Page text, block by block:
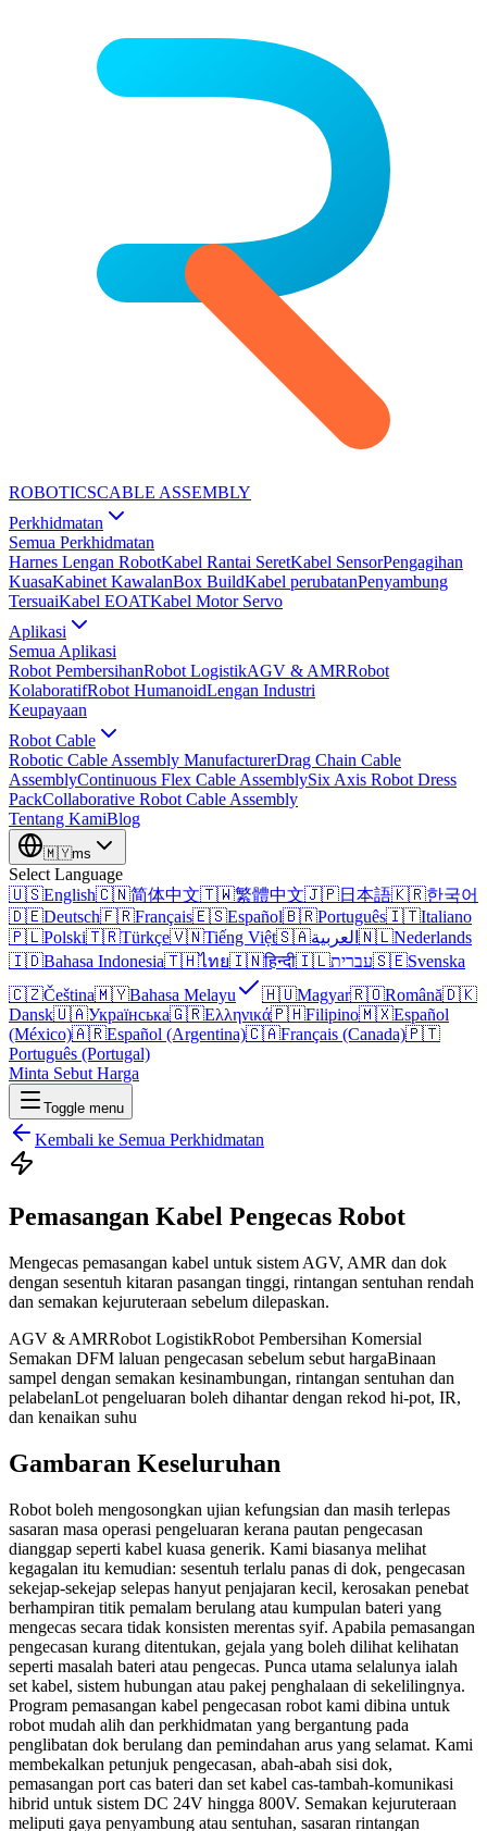
ROBOTICSCABLE ASSEMBLY
Perkhidmatan
Semua Perkhidmatan
Harnes Lengan RobotKabel Rantai SeretKabel SensorPengagihan
KuasaKabinet KawalanBox BuildKabel perubatanPenyambung
TersuaiKabel EOATKabel Motor Servo
Aplikasi
Semua Aplikasi
Robot PembersihanRobot LogistikAGV & AMRRobot
KolaboratifRobot HumanoidLengan Industri
Keupayaan
Robot Cable
Robotic Cable Assembly ManufacturerDrag Chain Cable
AssemblyContinuous Flex Cable AssemblySix Axis Robot Dress
PackCollaborative Robot Cable Assembly
Tentang KamiBlog
🇲🇾ms
Select Language
🇺🇸English🇨🇳简体中文🇹🇼繁體中文🇯🇵日本語🇰🇷한국어
🇩🇪Deutsch🇫🇷Français🇪🇸Español🇧🇷Português🇮🇹Italiano
🇵🇱Polski🇹🇷Türkçe🇻🇳Tiếng Việt🇸🇦العربية 🇳🇱Nederlands
🇮🇩Bahasa Indonesia🇹🇭ไทย🇮🇳हिन्दी🇮🇱עברית🇸🇪Svenska
🇨🇿Čeština🇲🇾Bahasa Melayu 🇭🇺Magyar🇷🇴Română🇩🇰
Dansk🇺🇦Українська🇬🇷Ελληνικά🇵🇭Filipino🇲🇽Español
(México)🇦🇷Español (Argentina)🇨🇦Français (Canada)🇵🇹
Português (Portugal)
Minta Sebut Harga
Toggle menu
Kembali ke Semua Perkhidmatan
Pemasangan Kabel Pengecas Robot
Mengecas pemasangan kabel untuk sistem AGV, AMR dan dok
dengan sesentuh kitaran pasangan tinggi, rintangan sentuhan rendah
dan semakan kejuruteraan sebelum dilepaskan.
AGV & AMRRobot LogistikRobot Pembersihan Komersial
Semakan DFM laluan pengecasan sebelum sebut hargaBinaan
sampel dengan semakan kesinambungan, rintangan sentuhan dan
pelabelanLot pengeluaran boleh dihantar dengan rekod hi-pot, IR,
dan kenaikan suhu
Gambaran Keseluruhan
Robot boleh mengosongkan ujian kefungsian dan masih terlepas
sasaran masa operasi pengeluaran kerana pautan pengecasan
dianggap seperti kabel kuasa generik. Kami biasanya melihat
kegagalan itu kemudian: sesentuh terlalu panas di dok, pengecasan
sekejap-sekejap selepas hanyut penjajaran kecil, kerosakan penebat
berhampiran titik pemalam berulang atau kumpulan bateri yang
mengecas secara tidak konsisten merentas syif. Apabila pemasangan
pengecasan kurang ditentukan, gejala yang boleh dilihat kelihatan
seperti masalah bateri atau pengecas. Punca utama selalunya ialah
set kabel, sistem hubungan atau pakej penghalaan di sekelilingnya.
Program pemasangan kabel pengecasan robot kami dibina untuk
robot mudah alih dan perkhidmatan yang bergantung pada
penglibatan dok berulang dan pemindahan arus yang selamat. Kami
membekalkan petunjuk pengecasan, abah-abah sisi dok,
pemasangan port cas bateri dan set kabel cas-tambah-komunikasi
hibrid untuk sistem DC 24V hingga 800V. Semakan kejuruteraan
meliputi gaya penyambung atau sentuhan, sasaran rintangan